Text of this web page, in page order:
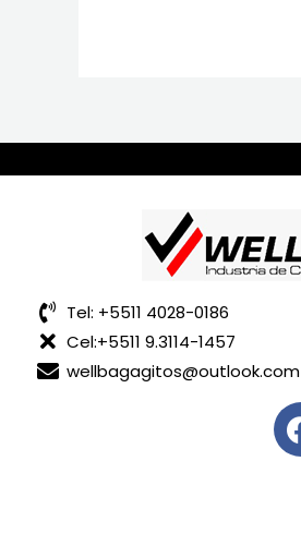
Tel: +5511 4028-0186
Cel:+5511 9.3114-1457
wellbagagitos@outlook.com